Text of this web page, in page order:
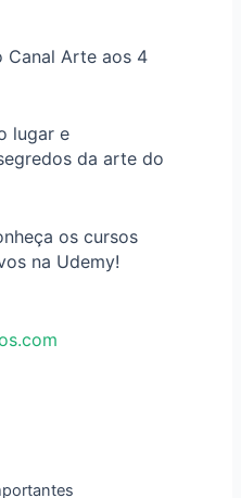
Canal Arte aos 4
lugar e
da arte do
os cursos
na Udemy!